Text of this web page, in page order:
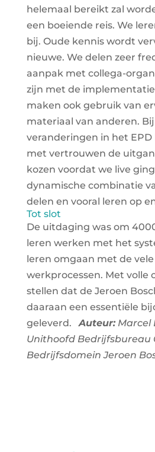
helemaal bereikt zal
een boeiende reis. We
bij. Oude kennis wordt
nieuwe. We delen zeer
aanpak met collega-
zijn met de
maken ook gebruik van
materiaal van anderen.
veranderingen in het
met vertrouwen de
kozen voordat we live
dynamische combinatie
delen en vooral leren op
Tot slot
De uitdaging was om
leren werken met het
leren omgaan met de
werkprocessen. Met volle
stellen dat de Jeroen
daaraan een essentiële
geleverd.Auteur: Marcel
Unithoofd Bedrijfsbureau
Bedrijfsdomein Jeroen